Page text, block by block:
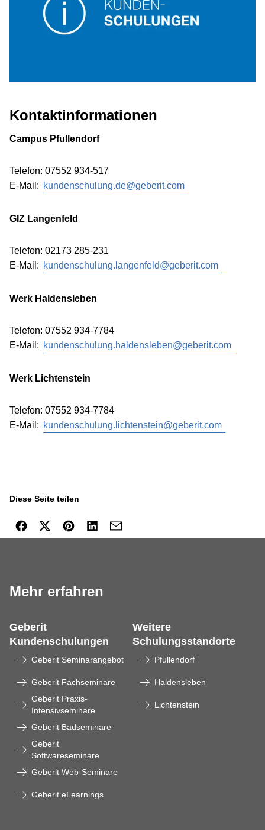
Kontaktinformationen
Campus Pfullendorf
Telefon: 07552 934-517
E-Mail: kundenschulung.de@geberit.com
GIZ Langenfeld
Telefon: 02173 285-231
E-Mail: kundenschulung.langenfeld@geberit.com
Werk Haldensleben
Telefon: 07552 934-7784
E-Mail: kundenschulung.haldensleben@geberit.com
Werk Lichtenstein
Telefon: 07552 934-7784
E-Mail: kundenschulung.lichtenstein@geberit.com
Diese Seite teilen
Mehr erfahren
Geberit
Kundenschulungen
Geberit Seminarangebot
Geberit Fachseminare
Geberit Praxis-
Intensivseminare
Geberit Badseminare
Geberit
Softwareseminare
Geberit Web-Seminare
Geberit eLearnings
Weitere
Schulungsstandorte
Pfullendorf
Haldensleben
Lichtenstein